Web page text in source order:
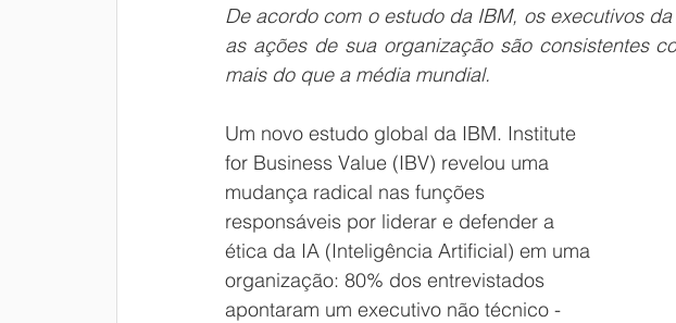
De acordo com o estudo da IBM, os executivos
as ações de sua organização são consistentes
mais do que a média mundial.
Um novo estudo global da IBM. Institute
for Business Value (IBV) revelou uma
mudança radical nas funções
responsáveis ​​por liderar e defender a
ética da IA (Inteligência Artificial) ​​em uma
organização: 80% dos entrevistados
apontaram um executivo não técnico -